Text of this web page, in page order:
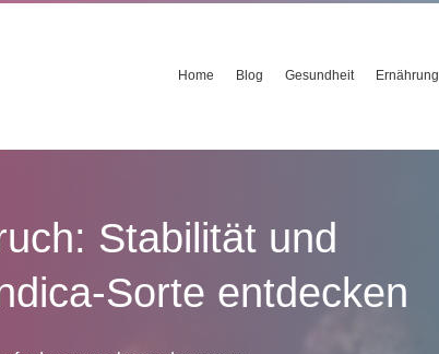
Home Blog Gesundheit Ernährung
Stabilität und
Sorte entdecken